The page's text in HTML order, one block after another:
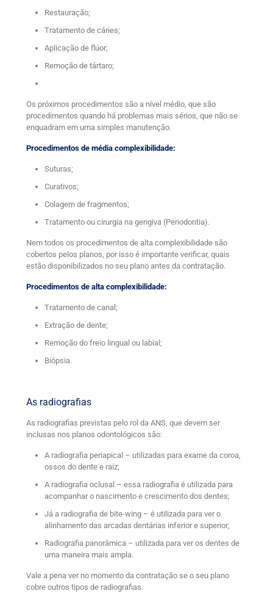
Restauração;
Tratamento de cáries;
Aplicação de flúor;
Remoção de tártaro;
Os próximos procedimentos são a nível médio, que são
procedimentos quando há problemas mais sérios, que não se
enquadram em uma simples manutenção.
Procedimentos de média complexibilidade:
Suturas;
Curativos;
Colagem de fragmentos;
Tratamento ou cirurgia na gengiva (Periodontia).
Nem todos os procedimentos de alta complexibilidade são
cobertos pelos planos, por isso é importante verificar, quais
estão disponibilizados no seu plano antes da contratação.
Procedimentos de alta complexibilidade:
Tratamento de canal;
Extração de dente;
Remoção do freio lingual ou labial;
Biópsia.
As radiografias
As radiografias previstas pelo rol da ANS, que devem ser
inclusas nos planos odontológicos são:
A radiografia periapical – utilizadas para exame da coroa,
ossos do dente e raiz;
A radiografia oclusal – essa radiografia é utilizada para
acompanhar o nascimento e crescimento dos dentes;
Já a radiografia de bite-wing – é utilizada para ver o
alinhamento das arcadas dentárias inferior e superior;
Radiografia panorâmica – utilizada para ver os dentes de
uma maneira mais ampla.
Vale a pena ver no momento da contratação se o seu plano
cobre outros tipos de radiografias.